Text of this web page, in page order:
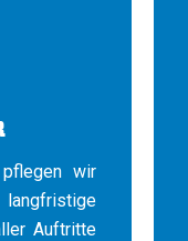
wir
Auftritte